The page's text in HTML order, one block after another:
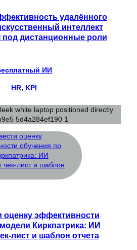
удалённого
интеллект
под дистанционные роли
ИИ
HR, KPI
оценку эффективности
Киркпатрика: ИИ
лист и шаблон отчета